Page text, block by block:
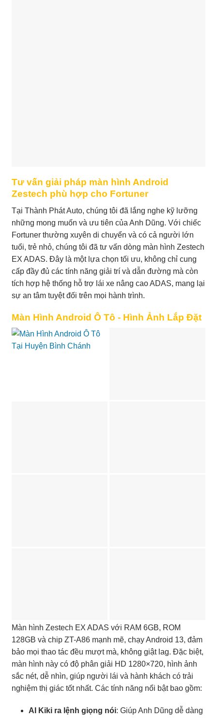
Tư vấn giải pháp màn hình Android
Zestech phù hợp cho Fortuner
Tại Thành Phát Auto, chúng tôi đã lắng nghe kỹ lưỡng
những mong muốn và ưu tiên của Anh Dũng. Với chiếc
Fortuner thường xuyên di chuyển và có cả người lớn
tuổi, trẻ nhỏ, chúng tôi đã tư vấn dòng màn hình Zestech
EX ADAS. Đây là một lựa chọn tối ưu, không chỉ cung
cấp đầy đủ các tính năng giải trí và dẫn đường mà còn
tích hợp hệ thống hỗ trợ lái xe nâng cao ADAS, mang lại
sự an tâm tuyệt đối trên mọi hành trình.
Màn Hình Android Ô Tô - Hình Ảnh Lắp Đặt
Màn hình Zestech EX ADAS với RAM 6GB, ROM
128GB và chip ZT-A86 mạnh mẽ, chạy Android 13, đảm
bảo mọi thao tác đều mượt mà, không giật lag. Đặc biệt,
màn hình này có độ phân giải HD 1280×720, hình ảnh
sắc nét, dễ nhìn, giúp người lái và hành khách có trải
nghiệm thị giác tốt nhất. Các tính năng nổi bật bao gồm:
AI Kiki ra lệnh giọng nói: Giúp Anh Dũng dễ dàng